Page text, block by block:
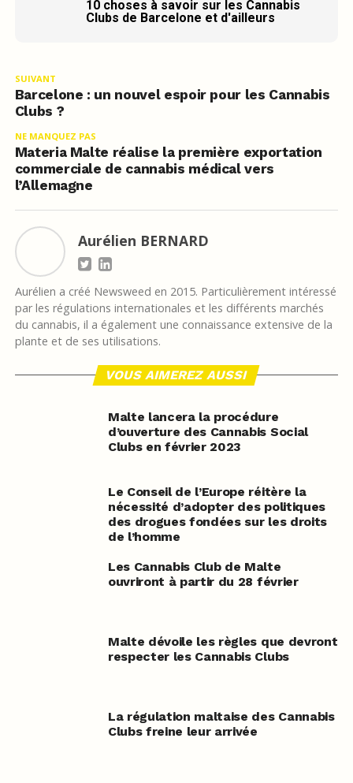
10 choses à savoir sur les Cannabis
Clubs de Barcelone et d'ailleurs
SUIVANT
Barcelone : un nouvel espoir pour les Cannabis
Clubs ?
NE MANQUEZ PAS
Materia Malte réalise la première exportation
commerciale de cannabis médical vers
l’Allemagne
Aurélien BERNARD
Aurélien a créé Newsweed en 2015. Particulièrement intéressé
par les régulations internationales et les différents marchés
du cannabis, il a également une connaissance extensive de la
plante et de ses utilisations.
VOUS AIMEREZ AUSSI
Malte lancera la procédure
d’ouverture des Cannabis Social
Clubs en février 2023
Le Conseil de l’Europe réitère la
nécessité d’adopter des politiques
des drogues fondées sur les droits
de l’homme
Les Cannabis Club de Malte
ouvriront à partir du 28 février
Malte dévoile les règles que devront
respecter les Cannabis Clubs
La régulation maltaise des Cannabis
Clubs freine leur arrivée